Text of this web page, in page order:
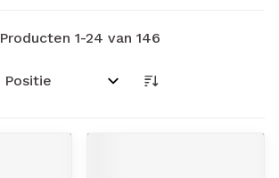
Producten 1-24 van 146
Sorteer op: